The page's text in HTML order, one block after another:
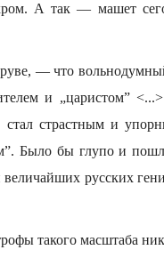
А так — машет
— что
и „царистом”
стал страстным и
Было бы глупо и
русских
такого масштаба